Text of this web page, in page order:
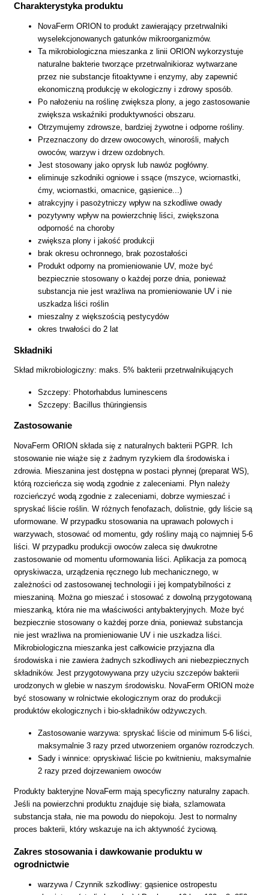
Charakterystyka produktu
NovaFerm ORION to produkt zawierający przetrwalniki
wyselekcjonowanych gatunków mikroorganizmów.
Ta mikrobiologiczna mieszanka z linii ORION wykorzystuje
naturalne bakterie tworzące przetrwalnikioraz wytwarzane
przez nie substancje fitoaktywne i enzymy, aby zapewnić
ekonomiczną produkcję w ekologiczny i zdrowy sposób.
Po nałożeniu na roślinę zwiększa plony, a jego zastosowanie
zwiększa wskaźniki produktywności obszaru.
Otrzymujemy zdrowsze, bardziej żywotne i odporne rośliny.
Przeznaczony do drzew owocowych, winorośli, małych
owoców, warzyw i drzew ozdobnych.
Jest stosowany jako oprysk lub nawóz pogłówny.
eliminuje szkodniki ogniowe i ssące (mszyce, wciornastki,
ćmy, wciornastki, omacnice, gąsienice...)
atrakcyjny i pasożytniczy wpływ na szkodliwe owady
pozytywny wpływ na powierzchnię liści, zwiększona
odporność na choroby
zwiększa plony i jakość produkcji
brak okresu ochronnego, brak pozostałości
Produkt odporny na promieniowanie UV, może być
bezpiecznie stosowany o każdej porze dnia, ponieważ
substancja nie jest wrażliwa na promieniowanie UV i nie
uszkadza liści roślin
mieszalny z większością pestycydów
okres trwałości do 2 lat
Składniki
Skład mikrobiologiczny: maks. 5% bakterii przetrwalnikujących
Szczepy: Photorhabdus luminescens
Szczepy: Bacillus thüringiensis
Zastosowanie
NovaFerm ORION składa się z naturalnych bakterii PGPR. Ich
stosowanie nie wiąże się z żadnym ryzykiem dla środowiska i
zdrowia. Mieszanina jest dostępna w postaci płynnej (preparat WS),
którą rozcieńcza się wodą zgodnie z zaleceniami. Płyn należy
rozcieńczyć wodą zgodnie z zaleceniami, dobrze wymieszać i
spryskać liście roślin. W różnych fenofazach, dolistnie, gdy liście są
uformowane. W przypadku stosowania na uprawach polowych i
warzywach, stosować od momentu, gdy rośliny mają co najmniej 5-6
liści. W przypadku produkcji owoców zaleca się dwukrotne
zastosowanie od momentu uformowania liści. Aplikacja za pomocą
opryskiwacza, urządzenia ręcznego lub mechanicznego, w
zależności od zastosowanej technologii i jej kompatybilności z
mieszaniną. Można go mieszać i stosować z dowolną przygotowaną
mieszanką, która nie ma właściwości antybakteryjnych. Może być
bezpiecznie stosowany o każdej porze dnia, ponieważ substancja
nie jest wrażliwa na promieniowanie UV i nie uszkadza liści.
Mikrobiologiczna mieszanka jest całkowicie przyjazna dla
środowiska i nie zawiera żadnych szkodliwych ani niebezpiecznych
składników. Jest przygotowywana przy użyciu szczepów bakterii
urodzonych w glebie w naszym środowisku. NovaFerm ORION może
być stosowany w rolnictwie ekologicznym oraz do produkcji
produktów ekologicznych i bio-składników odżywczych.
Zastosowanie warzywa: spryskać liście od minimum 5-6 liści,
maksymalnie 3 razy przed utworzeniem organów rozrodczych.
Sady i winnice: opryskiwać liście po kwitnieniu, maksymalnie
2 razy przed dojrzewaniem owoców
Produkty bakteryjne NovaFerm mają specyficzny naturalny zapach.
Jeśli na powierzchni produktu znajduje się biała, szlamowata
substancja stała, nie ma powodu do niepokoju. Jest to normalny
proces bakterii, który wskazuje na ich aktywność życiową.
Zakres stosowania i dawkowanie produktu w
ogrodnictwie
warzywa / Czynnik szkodliwy: gąsienice ostropestu